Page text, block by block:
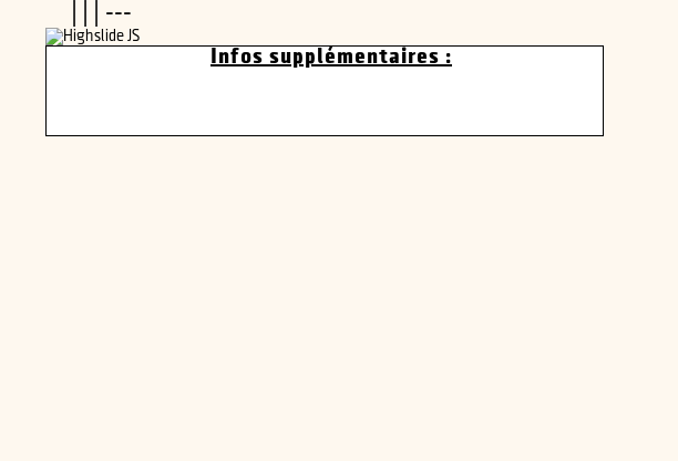
| | | ---
Infos supplémentaires :